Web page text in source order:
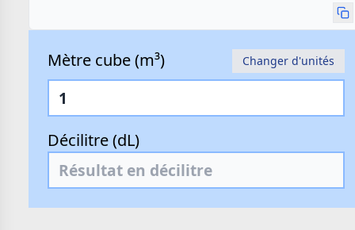
Mètre cube (m³) Changer d'unités
Décilitre (dL)